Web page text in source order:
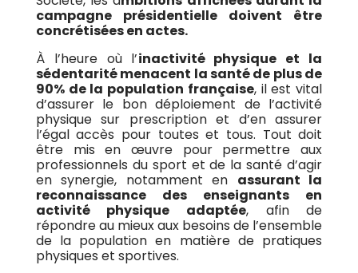
campagne présidentielle doivent être
concrétisées en actes.
À l’heure où l’inactivité physique et la
sédentarité menacent la santé de plus de
90% de la population française, il est vital
d’assurer le bon déploiement de l’activité
physique sur prescription et d’en assurer
l’égal accès pour toutes et tous. Tout doit
être mis en œuvre pour permettre aux
professionnels du sport et de la santé d’agir
en synergie, notamment en assurant la
reconnaissance des enseignants en
activité physique adaptée, afin de
répondre au mieux aux besoins de l’ensemble
de la population en matière de pratiques
physiques et sportives.